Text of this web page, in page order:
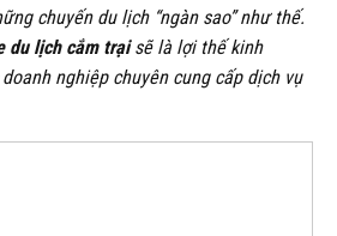
chuyến du lịch “ngàn sao” như thế.
du lịch cắm trạisẽ là lợi thế kinh
nghiệp chuyên cung cấp dịch vụ